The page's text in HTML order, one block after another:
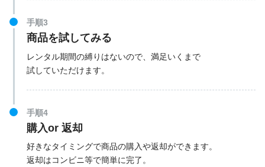
手順3
商品を試してみる
レンタル期間の縛りはないので、満足いくまで
試していただけます。
手順4
購入or 返却
好きなタイミングで商品の購入や返却ができます。
返却はコンビニ等で簡単に完了。